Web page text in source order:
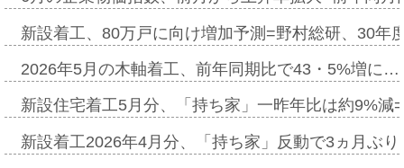
新設着工、80万戸に向け増加予測=野村総研、30年
2026年5月の木軸着工、前年同期比で43・5%増に…
新設住宅着工5月分、「持ち家」一昨年比は約9%
新設着工2026年4月分、「持ち家」反動で3ヵ月ぶ